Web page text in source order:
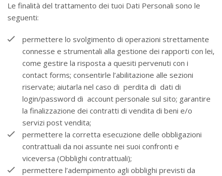
Le finalità del trattamento dei tuoi Dati Personali sono le
seguenti:
permettere lo svolgimento di operazioni strettamente
connesse e strumentali alla gestione dei rapporti con lei,
come gestire la risposta a quesiti pervenuti con i
contact forms; consentirle l’abilitazione alle sezioni
riservate; aiutarla nel caso di perdita di dati di
login/password di account personale sul sito; garantire
la finalizzazione dei contratti di vendita di beni e/o
servizi post vendita;
permettere la corretta esecuzione delle obbligazioni
contrattuali da noi assunte nei suoi confronti e
viceversa (Obblighi contrattuali);
permettere l’adempimento agli obblighi previsti da